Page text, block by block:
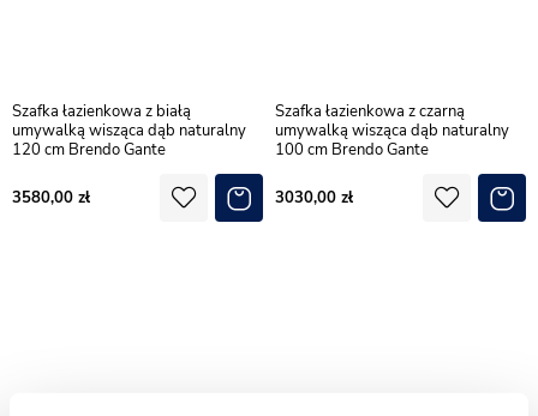
Szafka łazienkowa z białą
umywalką wisząca dąb naturalny
120 cm Brendo Gante
3580,00
Szafka łazienkowa z czarną
umywalką wisząca dąb naturalny
100 cm Brendo Gante
3030,00